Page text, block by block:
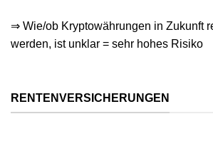
⇒ Wie/ob Kryptowährungen in Zukunft
werden, ist unklar = sehr hohes Risiko
RENTENVERSICHERUNGEN